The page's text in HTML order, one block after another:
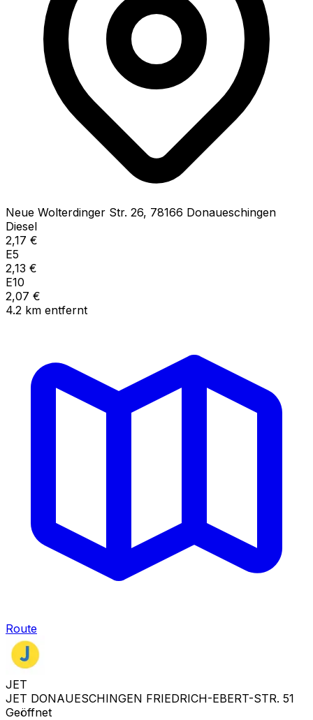
Neue Wolterdinger Str. 26, 78166 Donaueschingen
Diesel
2,17 €
E5
2,13 €
E10
2,07 €
4.2 km entfernt
Route
JET
JET DONAUESCHINGEN FRIEDRICH-EBERT-STR. 51
Geöffnet